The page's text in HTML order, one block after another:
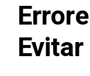
Evitar